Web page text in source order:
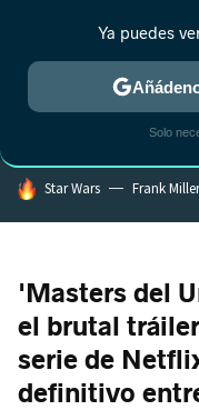
ESTRENOS
HOY SE HABLA DE
Star Wars Frank Miller
'Masters del
el brutal
serie de
definitivo
Ya puedes
Solo